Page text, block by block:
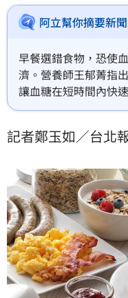
阿立幫你摘要新
早餐選錯食物，恐使
濟。營養師王郁菁指
讓血糖在短時間內快
覺疲憊，她對此分享
記者鄭玉如／台北